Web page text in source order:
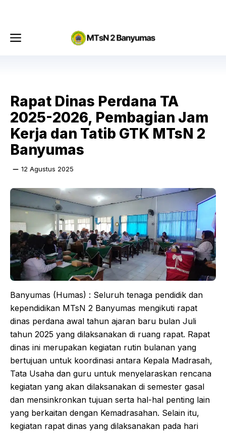
Menu
Rapat Dinas Perdana TA
2025-2026, Pembagian Jam
Kerja dan Tatib GTK MTsN 2
Banyumas
12 Agustus 2025
Banyumas (Humas) : Seluruh tenaga pendidik dan
kependidikan MTsN 2 Banyumas mengikuti rapat
dinas perdana awal tahun ajaran baru bulan Juli
tahun 2025 yang dilaksanakan di ruang rapat. Rapat
dinas ini merupakan kegiatan rutin bulanan yang
bertujuan untuk koordinasi antara Kepala Madrasah,
Tata Usaha dan guru untuk menyelaraskan rencana
kegiatan yang akan dilaksanakan di semester gasal
dan mensinkronkan tujuan serta hal-hal penting lain
yang berkaitan dengan Kemadrasahan. Selain itu,
kegiatan rapat dinas yang dilaksanakan pada hari